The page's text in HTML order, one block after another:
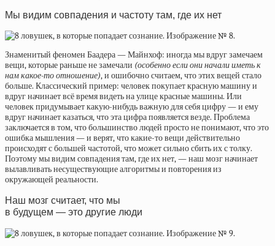
Мы видим совпадения и частоту там, где их нет
Знаменитый феномен Баадера — Майнхоф: иногда мы вдруг замечаем
вещи, которые раньше не замечали (особенно если они начали иметь к
нам какое-то отношение), и ошибочно считаем, что этих вещей стало
больше. Классический пример: человек покупает красную машину и
вдруг начинает всё время видеть на улице красные машины. Или
человек придумывает какую-нибудь важную для себя цифру — и ему
вдруг начинает казаться, что эта цифра появляется везде. Проблема
заключается в том, что большинство людей просто не понимают, что это
ошибка мышления — и верят, что какие-то вещи действительно
происходят с большей частотой, что может сильно сбить их с толку.
Поэтому мы видим совпадения там, где их нет, — наш мозг начинает
вылавливать несуществующие алгоритмы и повторения из
окружающей реальности.
Наш мозг считает, что мы
в будущем — это другие люди